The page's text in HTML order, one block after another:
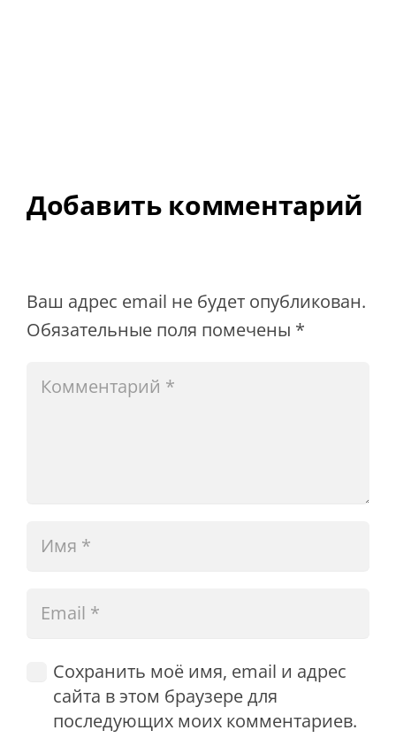
Добавить комментарий
Ваш адрес email не будет опубликован.
Обязательные поля помечены *
Сохранить моё имя, email и адрес
сайта в этом браузере для
последующих моих комментариев.